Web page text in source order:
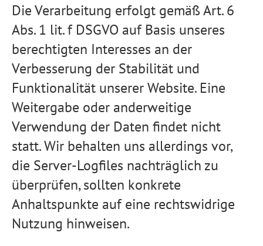
Die Verarbeitung erfolgt gemäß Art. 6
Abs. 1 lit. f DSGVO auf Basis unseres
berechtigten Interesses an der
Verbesserung der Stabilität und
Funktionalität unserer Website. Eine
Weitergabe oder anderweitige
Verwendung der Daten findet nicht
statt. Wir behalten uns allerdings vor,
die Server-Logfiles nachträglich zu
überprüfen, sollten konkrete
Anhaltspunkte auf eine rechtswidrige
Nutzung hinweisen.